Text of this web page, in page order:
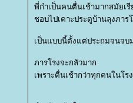
พี่ก๋าเป็นคนตื่นเช้ามากสมัยเรี
ชอบไปเคาะประตูบ้านลุงภาร
เป็นแบบนี้ตั้งแต่ประถมจนจบ
ภารโรงจะกลัวมาก
เพราะตื่นเช้ากว่าทุกคนในโร